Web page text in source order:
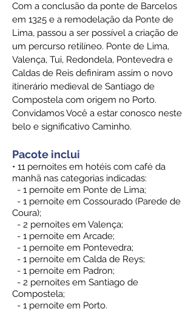
Com a conclusão da ponte de Barcelos
em 1325 e a remodelação da Ponte de
Lima, passou a ser possível a criação de
um percurso retilíneo. Ponte de Lima,
Valença, Tui, Redondela, Pontevedra e
Caldas de Reis definiram assim o novo
itinerário medieval de Santiago de
Compostela com origem no Porto.
Convidamos Você a estar conosco neste
belo e significativo Caminho.
Pacote inclui
• 11 pernoites em hotéis com café da
manhã nas categorias indicadas:
- 1 pernoite em Ponte de Lima;
- 1 pernoite em Cossourado (Parede de
Coura);
- 2 pernoites em Valença;
- 1 pernoite em Arcade;
- 1 pernoite em Pontevedra;
- 1 pernoite em Calda de Reys;
- 1 pernoite em Padron;
- 2 pernoites em Santiago de
Compostela;
- 1 pernoite em Porto.